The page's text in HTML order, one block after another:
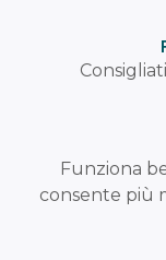
Funziona
consente più